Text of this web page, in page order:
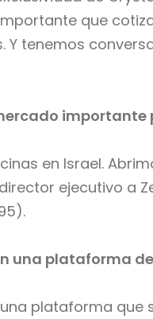
que
Y tenemos
importante
en Israel.
ejecutivo a
una plataforma
plataforma que